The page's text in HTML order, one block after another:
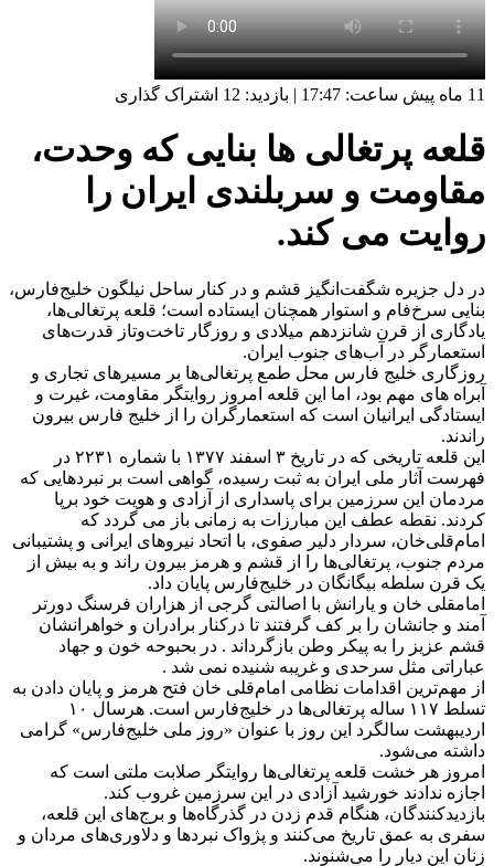
11 ماه پیش ساعت: 17:47
| بازدید: 12 اشتراک گذاری
قلعه پرتغالی ها بنایی که وحدت،
مقاومت و سربلندی ایران را
روایت می کند.
در دل جزیره شگفت‌انگیز قشم و در کنار ساحل نیلگون خلیج‌فارس،
بنایی سرخ‌فام و استوار همچنان ایستاده است؛ قلعه پرتغالی‌ها،
یادگاری از قرن شانزدهم میلادی و روزگار تاخت‌وتاز قدرت‌های
استعمارگر در آب‌های جنوب ایران.
روزگاری خلیج فارس محل طمع پرتغالی‌ها بر مسیرهای تجاری و
آبراه های مهم بود، اما این قلعه امروز روایتگر مقاومت، غیرت و
ایستادگی ایرانیان است که استعمارگران را از خلیج فارس بیرون
راندند.
این قلعه تاریخی که در تاریخ ۳ اسفند ۱۳۷۷ با شماره ۲۲۳۱ در
فهرست آثار ملی ایران به ثبت رسیده، گواهی است بر نبردهایی که
مردمان این سرزمین برای پاسداری از آزادی و هویت خود برپا
کردند. نقطه عطف این مبارزات به زمانی باز می گردد که
امام‌قلی‌خان، سردار دلیر صفوی، با اتحاد نیروهای ایرانی و پشتیبانی
مردم جنوب، پرتغالی‌ها را از قشم و هرمز بیرون راند و به بیش از
یک قرن سلطه بیگانگان در خلیج‌فارس پایان داد.
امامقلی خان و یارانش با اصالتی گرجی از هزاران فرسنگ دورتر
آمند و جانشان را بر کف گرفتند تا درکنار برادران و خواهرانشان
قشم عزیز را به پیکر وطن بازگرداند . در بحبوحه خون و جهاد
عباراتی مثل سرحدی و غریبه شنیده نمی شد .
از مهم‌ترین اقدامات نظامی امام‌قلی خان فتح هرمز و پایان دادن به
تسلط ۱۱۷ ساله پرتغالی‌ها در خلیج‌فارس است. هرسال ۱۰
اردیبهشت سالگرد این روز با عنوان «روز ملی خلیج‌فارس» گرامی
داشته می‌شود.
امروز هر خشت قلعه پرتغالی‌ها روایتگر صلابت ملتی است که
اجازه ندادند خورشید آزادی در این سرزمین غروب کند.
بازدیدکنندگان، هنگام قدم زدن در گذرگاه‌ها و برج‌های این قلعه،
سفری به عمق تاریخ می‌کنند و پژواک نبردها و دلاوری‌های مردان و
زنان این دیار را می‌شنوند.